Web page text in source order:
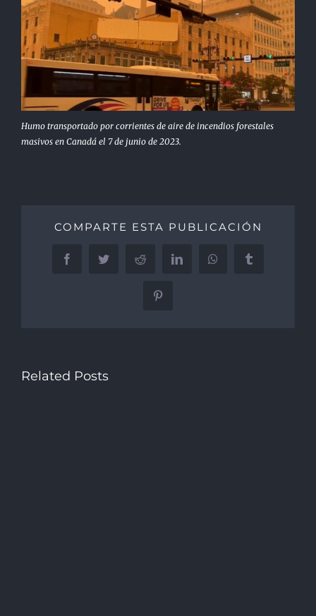
Humo transportado por corrientes de aire de incendios forestales
masivos en Canadá el 7 de junio de 2023.
COMPARTE ESTA PUBLICACIÓN
FacebookTwitter Reddit LinkedInWhatsAppTumblr
Pinterest
Related Posts